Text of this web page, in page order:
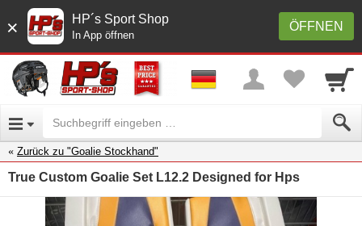
× ÖFFNEN
HP´s Sport Shop
In App öffnen
Zurück zu "Goalie Stockhand"
True Custom Goalie Set L12.2 Designed for Hps